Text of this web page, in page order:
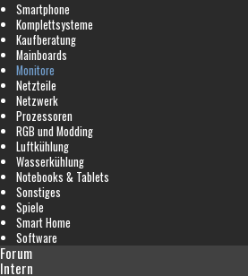
Smartphone
Komplettsysteme
Kaufberatung
Mainboards
Monitore
Netzteile
Netzwerk
Prozessoren
RGB und Modding
Luftkühlung
Wasserkühlung
Notebooks & Tablets
Sonstiges
Spiele
Smart Home
Software
Forum
Intern